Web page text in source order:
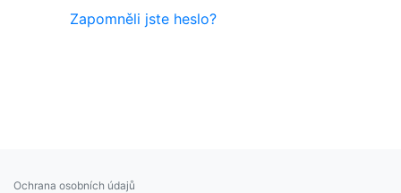
Zapomněli jste heslo?
Ochrana osobních údajů